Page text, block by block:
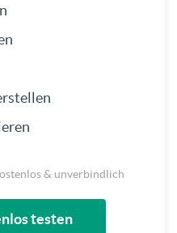
& unverbindlich
testen